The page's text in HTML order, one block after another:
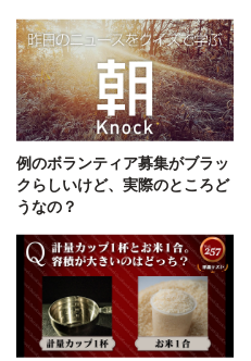
例のボランティア募集がブラッ
クらしいけど、実際のところど
うなの？